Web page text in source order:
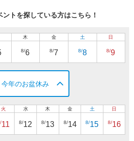
トを探している方はこちら！
木
8/6
金
8/7
土
8/8
日
8/9
今年のお盆休み
火
11
水
8/12
木
8/13
金
8/14
土
8/15
日
8/16